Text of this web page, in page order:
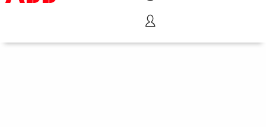
Produits & Services